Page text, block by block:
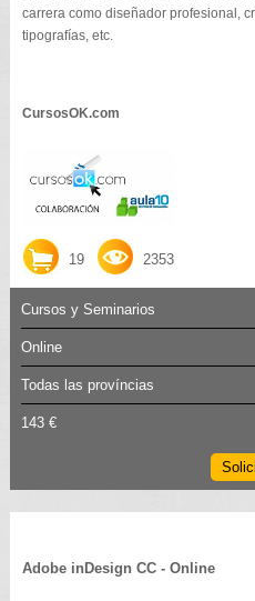
carrera como diseñador profesional,
tipografías, etc.
CursosOK.com
19 2353
Cursos y Seminarios
Online
Todas las províncias
143 €
Adobe inDesign CC - Online